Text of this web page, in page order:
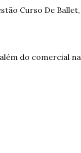
Curso De Ballet,
do comercial na